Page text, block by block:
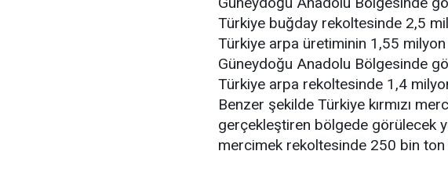
Türkiye buğday rekoltesinde 2,5
Türkiye arpa üretiminin 1,55
Güneydoğu Anadolu Bölgesinde
Türkiye arpa rekoltesinde 1,4
Benzer şekilde Türkiye kırmızı
gerçekleştiren bölgede görülecek
mercimek rekoltesinde 250 bin ton